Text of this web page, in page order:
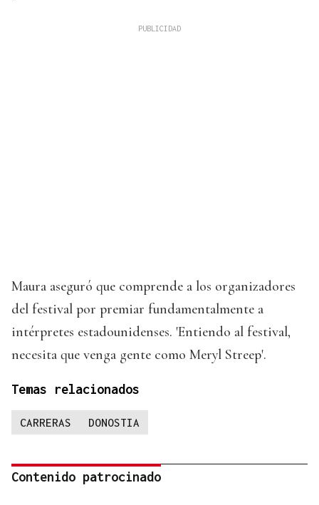
Maura aseguró que comprende a los organizadores
del festival por premiar fundamentalmente a
intérpretes estadounidenses. 'Entiendo al festival,
necesita que venga gente como Meryl Streep'.
Temas relacionados
CARRERAS DONOSTIA
Contenido patrocinado